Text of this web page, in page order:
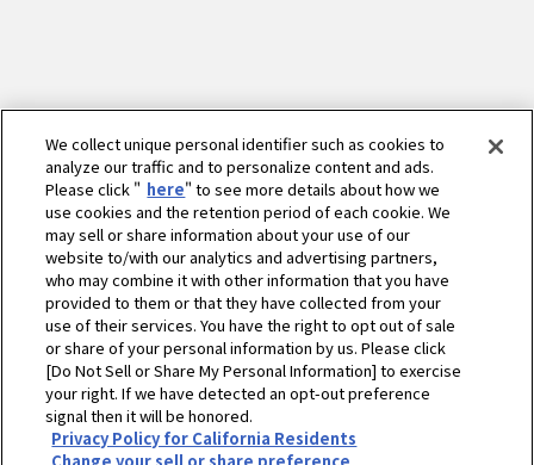
ホーム 農業
営農情報 営農PLUS
夏こそ、重労働を快適に！背負式刈払機
We collect unique personal identifier such as cookies to
analyze our traffic and to personalize content and ads.
Please click " here" to see more details about how we
use cookies and the retention period of each cookie. We
may sell or share information about your use of our
website to/with our analytics and advertising partners,
who may combine it with other information that you have
provided to them or that they have collected from your
use of their services. You have the right to opt out of sale
or share of your personal information by us. Please click
[Do Not Sell or Share My Personal Information] to exercise
your right. If we have detected an opt-out preference
signal then it will be honored.
Privacy Policy for California Residents